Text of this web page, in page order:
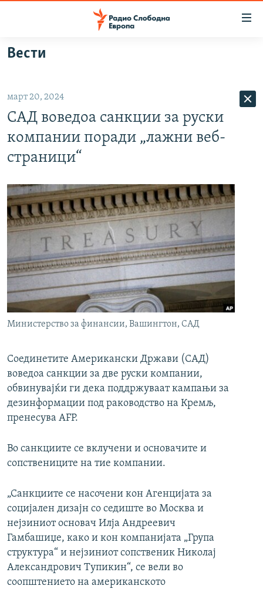
Оди
на
главната
навигација
на
ВИЗУЕЛНО
ВЕСТИ
ШТО ТРЕБА ДА ЗНАЕТЕ
ПРИЈАВИ СЕ ЗА ЊУЗЛЕТЕР
ПОДКАСТ ЗОШТО?
СЛЕДЕТЕ НЕ
РСЕ веб страници
Вести
март 20, 2024
САД воведоа санкции за руски
компании поради „лажни веб-
страници“
Министерство за финансии, Вашингтон, САД
Соединетите Американски Држави (САД)
воведоа санкции за две руски компании,
обвинувајќи ги дека поддржуваат кампањи за
дезинформации под раководство на Кремљ,
пренесува AFP.
Во санкциите се вклучени и основачите и
сопствениците на тие компании.
„Санкциите се насочени кон Агенцијата за
социјален дизајн со седиште во Москва и
нејзиниот основач Илја Андреевич
Гамбашиџе, како и кон компанијата „Група
структура“ и нејзиниот сопственик Николај
Александрович Тупикин“, се вели во
соопштението на американското